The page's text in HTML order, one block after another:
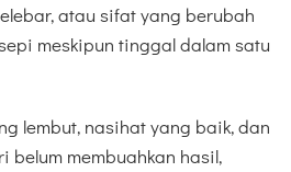
atau sifat yang berubah
meskipun tinggal dalam satu
lembut, nasihat yang baik, dan
belum membuahkan hasil,